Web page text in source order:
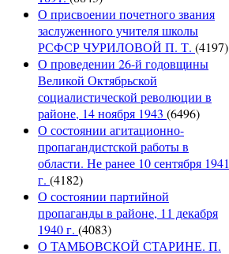
О присвоении почетного звания
заслуженного учителя школы
РСФСР ЧУРИЛОВОЙ П. Т. (4197)
О проведении 26-й годовщины
Великой Октябрьской
социалистической революции в
районе, 14 ноября 1943 (6496)
О состоянии агитационно-
пропагандистской работы в
области. Не ранее 10 сентября 1941
г. (4182)
О состоянии партийной
пропаганды в районе, 11 декабря
1940 г. (4083)
О ТАМБОВСКОЙ СТАРИНЕ. П.